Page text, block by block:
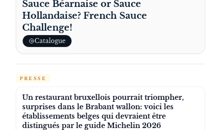
Sauce Béarnaise or Sauce
Hollandaise? French Sauce
Challenge!
Catalogue
PRESSE
Un restaurant bruxellois pourrait triompher,
surprises dans le Brabant wallon: voici les
établissements belges qui devraient être
distingués par le guide Michelin 2026